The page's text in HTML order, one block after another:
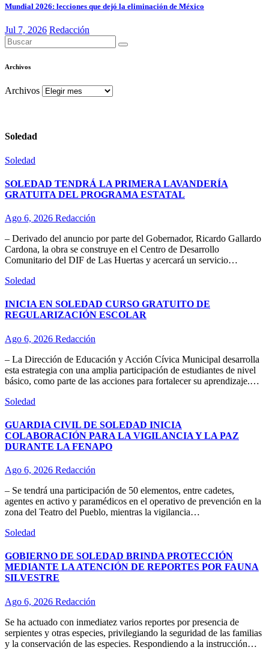
Mundial 2026: lecciones que dejó la eliminación de México
Jul 7, 2026 Redacción
Archivos
Archivos
Soledad
Soledad
SOLEDAD TENDRÁ LA PRIMERA LAVANDERÍA
GRATUITA DEL PROGRAMA ESTATAL
Ago 6, 2026 Redacción
– Derivado del anuncio por parte del Gobernador, Ricardo Gallardo
Cardona, la obra se construye en el Centro de Desarrollo
Comunitario del DIF de Las Huertas y acercará un servicio…
Soledad
INICIA EN SOLEDAD CURSO GRATUITO DE
REGULARIZACIÓN ESCOLAR
Ago 6, 2026 Redacción
– La Dirección de Educación y Acción Cívica Municipal desarrolla
esta estrategia con una amplia participación de estudiantes de nivel
básico, como parte de las acciones para fortalecer su aprendizaje.…
Soledad
GUARDIA CIVIL DE SOLEDAD INICIA
COLABORACIÓN PARA LA VIGILANCIA Y LA PAZ
DURANTE LA FENAPO
Ago 6, 2026 Redacción
– Se tendrá una participación de 50 elementos, entre cadetes,
agentes en activo y paramédicos en el operativo de prevención en la
zona del Teatro del Pueblo, mientras la vigilancia…
Soledad
GOBIERNO DE SOLEDAD BRINDA PROTECCIÓN
MEDIANTE LA ATENCIÓN DE REPORTES POR FAUNA
SILVESTRE
Ago 6, 2026 Redacción
Se ha actuado con inmediatez varios reportes por presencia de
serpientes y otras especies, privilegiando la seguridad de las familias
y la conservación de las especies. Respondiendo a la instrucción…